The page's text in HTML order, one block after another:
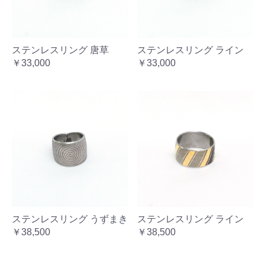
ステンレスリング 唐草
￥33,000
ステンレスリング ライン
￥33,000
ステンレスリング うずまき
￥38,500
ステンレスリング ライン
￥38,500